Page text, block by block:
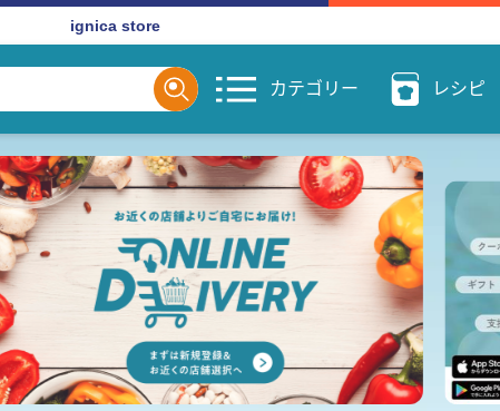
ignica store
カテゴリー レシピ